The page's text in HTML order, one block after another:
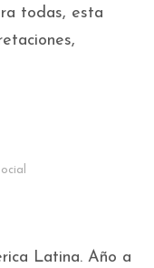
todas, esta
Latina. Año a